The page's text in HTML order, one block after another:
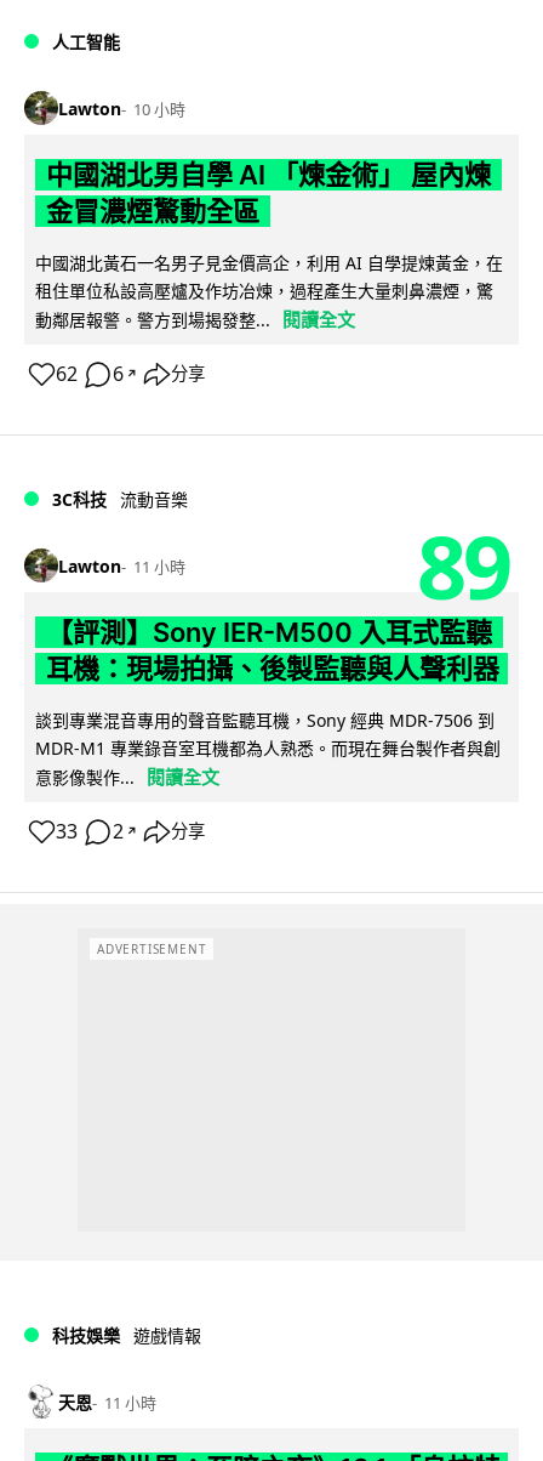
人工智能
Lawton 10 小時
中國湖北男自學 AI 「煉金術」 屋內煉
金冒濃煙驚動全區
中國湖北黃石一名男子見金價高企，利用 AI 自學提煉黃金，在
租住單位私設高壓爐及作坊冶煉，過程產生大量刺鼻濃煙，驚
動鄰居報警。警方到場揭發整...
閱讀全文
62 6 ↗ 分享
3C科技 流動音樂
Lawton 11 小時 89
【評測】Sony IER-M500 入耳式監聽
耳機：現場拍攝、後製監聽與人聲利器
談到專業混音專用的聲音監聽耳機，Sony 經典 MDR-7506 到
MDR-M1 專業錄音室耳機都為人熟悉。而現在舞台製作者與創
意影像製作...
閱讀全文
33 2 ↗ 分享
ADVERTISEMENT
科技娛樂 遊戲情報
天恩 11 小時